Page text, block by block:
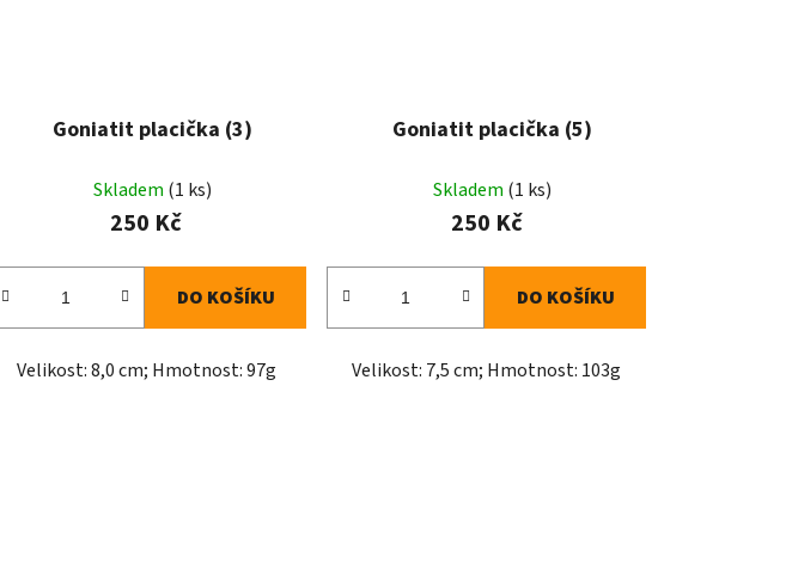
Goniatit placička (3)
Skladem (1 ks)
250 Kč
DO KOŠÍKU
Velikost: 8,0 cm; Hmotnost: 97g
Goniatit placička (5)
Skladem (1 ks)
250 Kč
DO KOŠÍKU
Velikost: 7,5 cm; Hmotnost: 103g